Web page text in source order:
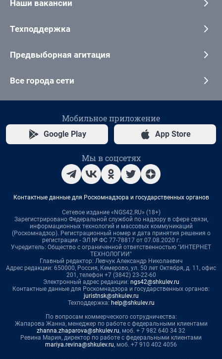
Наши вакансии
Техподдержка
Предвыборная агитация
Все города сети
Мобильное приложение
Google Play App Store
Мы в соцсетях
Контактные данные для Роскомнадзора и государственных органов
Сетевое издание «NGS42.RU» (18+)
Зарегистрировано Федеральной службой по надзору в сфере связи,
информационных технологий и массовых коммуникаций
(Роскомнадзор). Регистрационный номер и дата принятия решения о
регистрации - ЭЛ № ФС 77-78817 от 07.08.2020 г.
Учредитель: Общество с ограниченной ответственностью "ИНТЕРНЕТ
ТЕХНОЛОГИИ"
Главный редактор: Левчук Александр Николаевич
Адрес редакции: 650000, Россия, Кемерово, ул. 50 лет Октября, д. 11, офис
201, телефон +7 (3842) 23-22-60
Электронный адрес редакции: ngs42@shkulev.ru
Контактные данные для Роскомнадзора и государственных органов:
juristnsk@shkulev.ru
Техподдержка: help@shkulev.ru
По вопросам коммерческого сотрудничества:
Жапарова Жанна, менеджер по работе с федеральными клиентами
zhanna.zhaparova@shkulev.ru, моб. + 7 982 640 34 32
Ревина Мария, директор по работе с федеральными клиентами
mariya.revina@shkulev.ru, моб. +7 910 402 4056